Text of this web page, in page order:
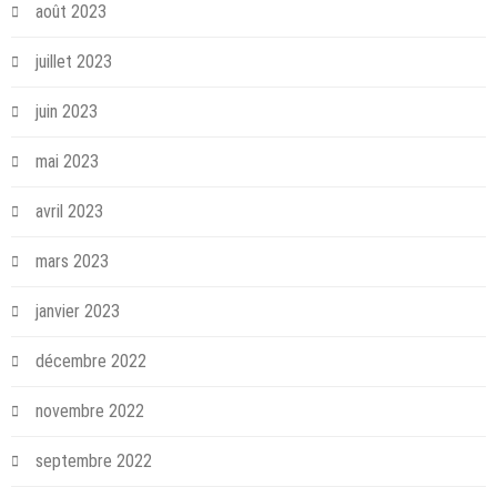
août 2023
juillet 2023
juin 2023
mai 2023
avril 2023
mars 2023
janvier 2023
décembre 2022
novembre 2022
septembre 2022